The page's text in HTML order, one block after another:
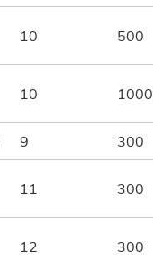
10 500
10 1000
9 300
11 300
12 300